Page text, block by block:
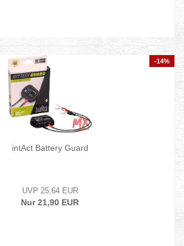
-14%
intAct Battery Guard
UVP 25,64 EUR
Nur 21,90 EUR